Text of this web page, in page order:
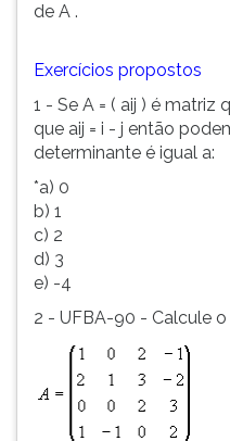
de A .
Exercícios propostos
1 - Se A = ( aij ) é
que aij = i - j então
determinante é igual a:
*a) 0
b) 1
c) 2
d) 3
e) -4
2 - UFBA-90 - Calcule